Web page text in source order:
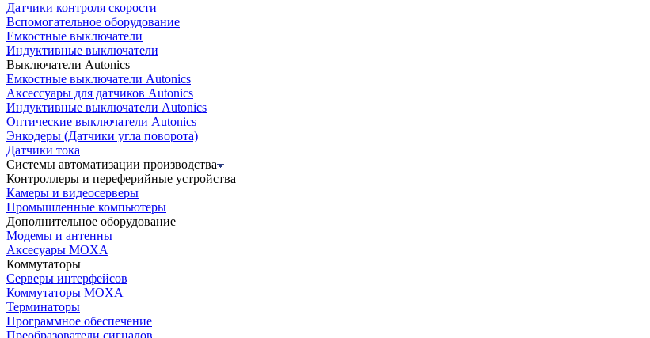
Датчики контроля скорости
Вспомогательное оборудование
Емкостные выключатели
Индуктивные выключатели
Выключатели Autonics
Емкостные выключатели Autonics
Аксессуары для датчиков Autonics
Индуктивные выключатели Autonics
Оптические выключатели Autonics
Энкодеры (Датчики угла поворота)
Датчики тока
Системы автоматизации производства
Контроллеры и переферийные устройства
Камеры и видеосерверы
Промышленные компьютеры
Дополнительное оборудование
Модемы и антенны
Аксесуары MOXA
Коммутаторы
Серверы интерфейсов
Коммутаторы MOXA
Терминаторы
Программное обеспечение